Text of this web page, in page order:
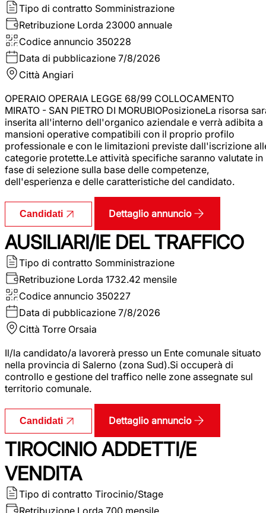
Tipo di contratto Somministrazione
Retribuzione Lorda 23000 annuale
Codice annuncio 350228
Data di pubblicazione 7/8/2026
Città Angiari
OPERAIO OPERAIA LEGGE 68/99 COLLOCAMENTO
MIRATO - SAN PIETRO DI MORUBIOPosizioneLa risorsa
inserita all'interno dell'organico aziendale e verrà adibita a
mansioni operative compatibili con il proprio profilo
professionale e con le limitazioni previste dall'iscrizione
categorie protette.Le attività specifiche saranno valutate in
fase di selezione sulla base delle competenze,
dell'esperienza e delle caratteristiche del candidato.
Candidati Dettaglio annuncio
AUSILIARI/IE DEL TRAFFICO
Tipo di contratto Somministrazione
Retribuzione Lorda 1732.42 mensile
Codice annuncio 350227
Data di pubblicazione 7/8/2026
Città Torre Orsaia
Il/la candidato/a lavorerà presso un Ente comunale situato
nella provincia di Salerno (zona Sud).Si occuperà di
controllo e gestione del traffico nelle zone assegnate sul
territorio comunale.
Candidati Dettaglio annuncio
TIROCINIO ADDETTI/E
VENDITA
Tipo di contratto Tirocinio/Stage
Retribuzione Lorda 700 mensile